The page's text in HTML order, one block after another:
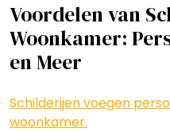
Voordelen van
Woonkamer:
en Meer
Schilderijen voegen
woonkamer.